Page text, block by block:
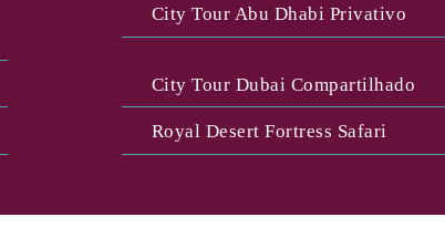
City Tour Abu Dhabi Privativo
City Tour Dubai Compartilhado
Royal Desert Fortress Safari